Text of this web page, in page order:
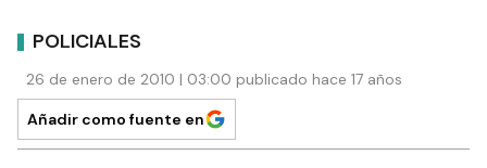
POLICIALES
26 de enero de 2010 | 03:00 publicado hace 17 años
Añadir como fuente en